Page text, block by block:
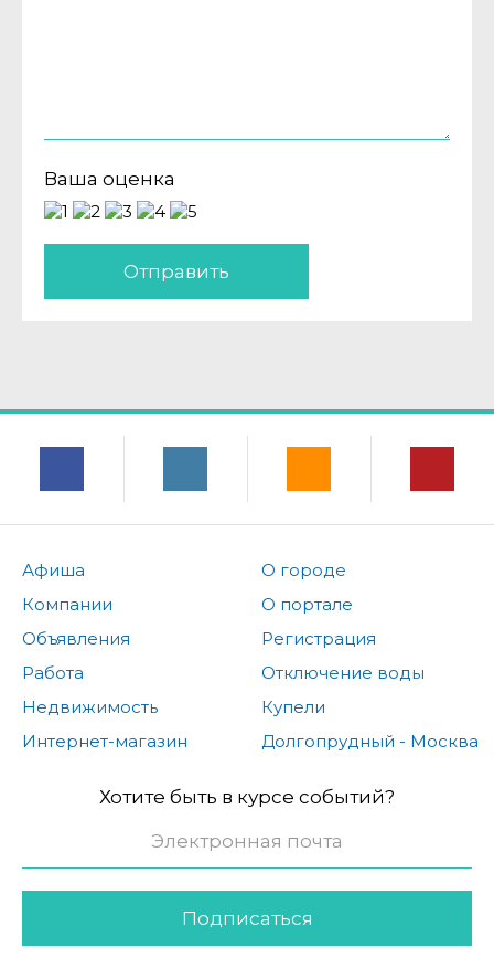
Ваша оценка
Отправить
Афиша
Компании
Объявления
Работа
Недвижимость
Интернет-магазин
О городе
О портале
Регистрация
Отключение воды
Купели
Долгопрудный - Москва
Хотите быть в курсе событий?
Подписаться